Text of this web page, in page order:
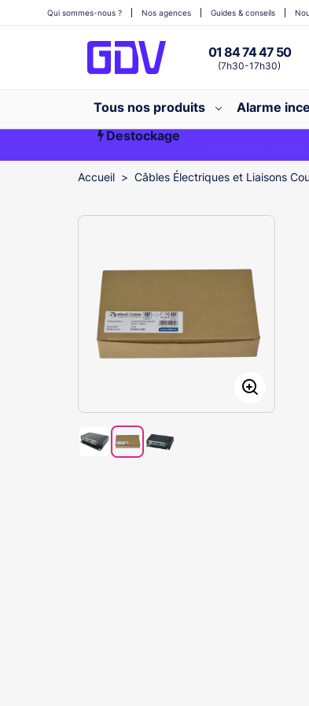
01 84 74 47 50
(7h30-17h30)
Qui sommes-nous ? Nos agences Guides & conseils
Tous nos produits Alarme
Destockage
Première
Accueil Câbles Électriques et Liaisons